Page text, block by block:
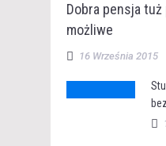
Dobra pensja
możliwe
16 Września 2015